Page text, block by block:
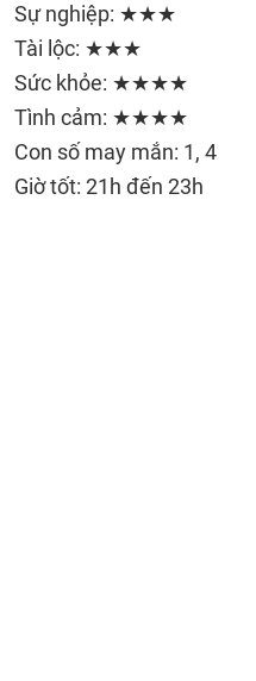
Sự nghiệp: ★★★
Tài lộc: ★★★
Sức khỏe: ★★★★
Tình cảm: ★★★★
Con số may mắn: 1, 4
Giờ tốt: 21h đến 23h